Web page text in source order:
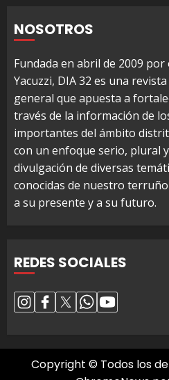
NOSOTROS
Fundada en abril de 2009
Yacuzzi, DIA 32 es una
general que apuesta a
través de la información de
importantes del ámbito
con un enfoque serio, plural
divulgación de diversas
conocidas de nuestro
a su presente y a su futuro.
REDES SOCIALES
Copyright © Todos los